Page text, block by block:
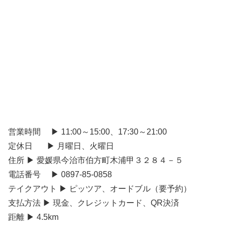
営業時間 ▶ 11:00～15:00、17:30～21:00
定休日 ▶ 月曜日、火曜日
住所 ▶ 愛媛県今治市伯方町木浦甲３２８４－５
電話番号 ▶ 0897-85-0858
テイクアウト ▶ ピッツア、オードブル（要予約）
支払方法 ▶ 現金、クレジットカード、QR決済
距離 ▶ 4.5km